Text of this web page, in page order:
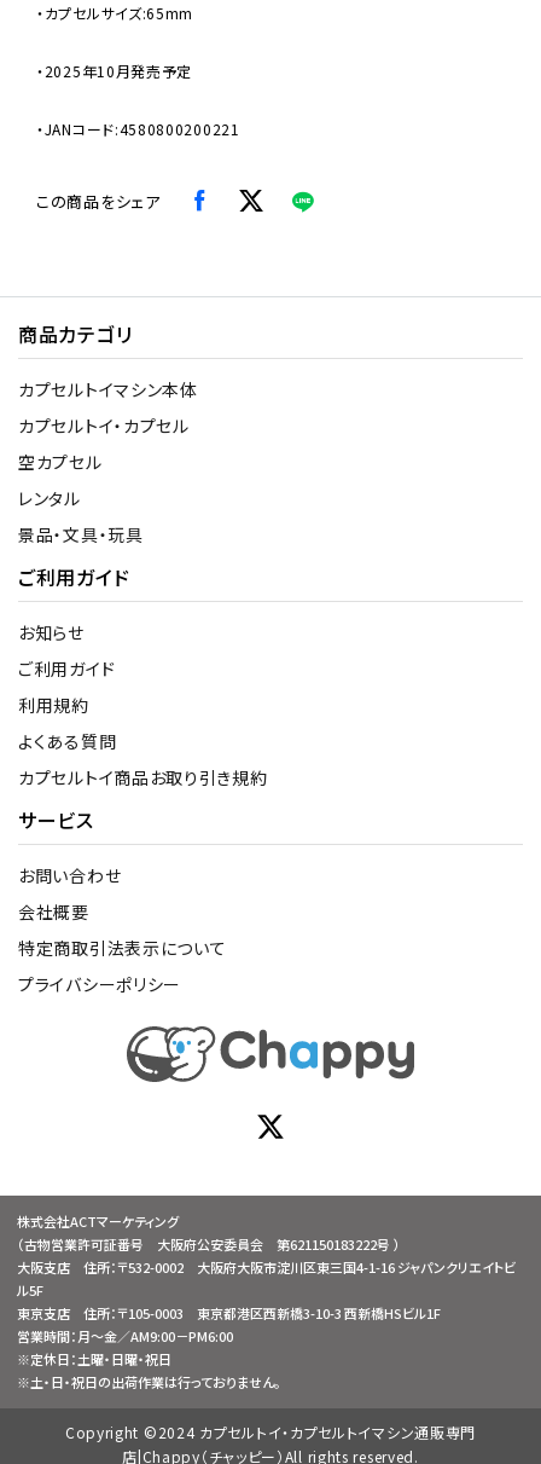
・カプセルサイズ:65mm
・2025年10月発売予定
・JANコード:4580800200221
この商品をシェア
商品カテゴリ
カプセルトイマシン本体
カプセルトイ・カプセル
空カプセル
レンタル
景品・文具・玩具
ご利用ガイド
お知らせ
ご利用ガイド
利用規約
よくある質問
カプセルトイ商品お取り引き規約
サービス
お問い合わせ
会社概要
特定商取引法表示について
プライバシーポリシー
株式会社ACTマーケティング
（古物営業許可証番号 大阪府公安委員会 第621150183222号 ）
大阪支店 住所：〒532-0002 大阪府大阪市淀川区東三国4-1-16 ジャパンクリエイトビ
ル5F
東京支店 住所：〒105-0003 東京都港区西新橋3-10-3 西新橋HSビル1F
営業時間：月～金／AM9:00－PM6:00
※定休日：土曜・日曜・祝日
※土・日・祝日の出荷作業は行っておりません。
Copyright ©2024 カプセルトイ・カプセルトイマシン通販専門
店|Chappy（チャッピー）All rights reserved.